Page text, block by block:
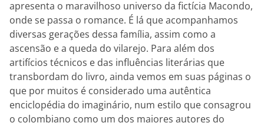
apresenta o maravilhoso universo da fictícia Macondo,
onde se passa o romance. É lá que acompanhamos
diversas gerações dessa família, assim como a
ascensão e a queda do vilarejo. Para além dos
artifícios técnicos e das influências literárias que
transbordam do livro, ainda vemos em suas páginas o
que por muitos é considerado uma autêntica
enciclopédia do imaginário, num estilo que consagrou
o colombiano como um dos maiores autores do